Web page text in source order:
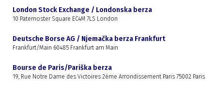
London Stock Exchange / Londonska berza
10 Paternoster Square EC4M 7LS London
Deutsche Borse AG / Njemačka berza Frankfurt
Frankfurt/Main 60485 Frankfurt am Main
Bourse de Paris/Pariška berza
19, Rue Notre Dame des Victoires 2ème Arrondissement Paris 75002 Paris